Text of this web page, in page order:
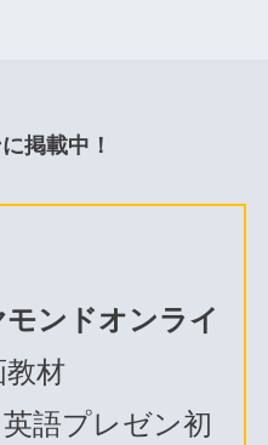
掲載中！
ンドオンライ
教材
英語プレゼン初